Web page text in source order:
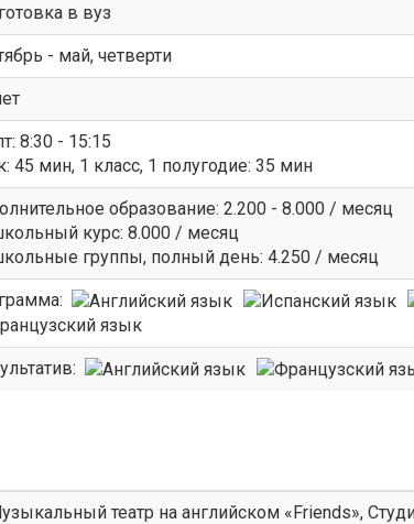
в вуз
- май, четверти
8:30 - 15:15
45 мин, 1 класс, 1 полугодие: 35 мин
образование: 2.200 - 8.000 / месяц
курс: 8.000 / месяц
группы, полный день: 4.250 / месяц
театр на английском «Friends»,